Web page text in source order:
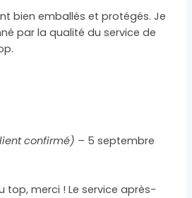
bien emballés et protégés. Je
par la qualité du service de
confirmé) – 5 septembre
top, merci ! Le service après-